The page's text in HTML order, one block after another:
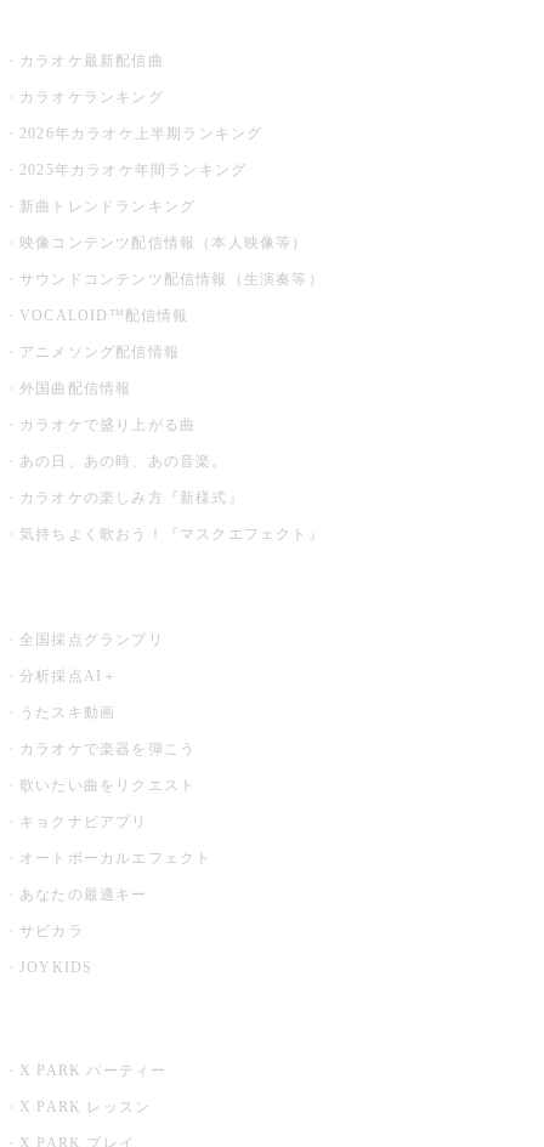
カラオケ最新配信曲
カラオケランキング
2026年カラオケ上半期ランキング
2025年カラオケ年間ランキング
新曲トレンドランキング
映像コンテンツ配信情報（本人映像等）
サウンドコンテンツ配信情報（生演奏等）
VOCALOID™配信情報
アニメソング配信情報
外国曲配信情報
カラオケで盛り上がる曲
あの日、あの時、あの音楽。
カラオケの楽しみ方『新様式』
気持ちよく歌おう！『マスクエフェクト』
全国採点グランプリ
分析採点AI＋
うたスキ動画
カラオケで楽器を弾こう
歌いたい曲をリクエスト
キョクナビアプリ
オートボーカルエフェクト
あなたの最適キー
サビカラ
JOYKIDS
X PARK パーティー
X PARK レッスン